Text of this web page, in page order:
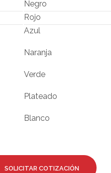
Negro
Rojo
Azul
Naranja
Verde
Plateado
Blanco
SOLICITAR COTIZACIÓN